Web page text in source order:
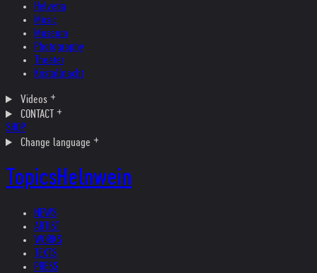
Helvetia
Music
Museum
Photography
Theater
Kristallnacht
Videos
CONTACT
SHOP
Change language
TopicsHelnwein
NEWS
ARTIST
WORKS
TEXTS
PRESS